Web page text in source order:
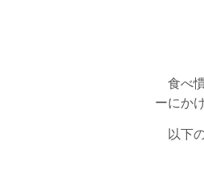
食べ慣
ーにか
以下の